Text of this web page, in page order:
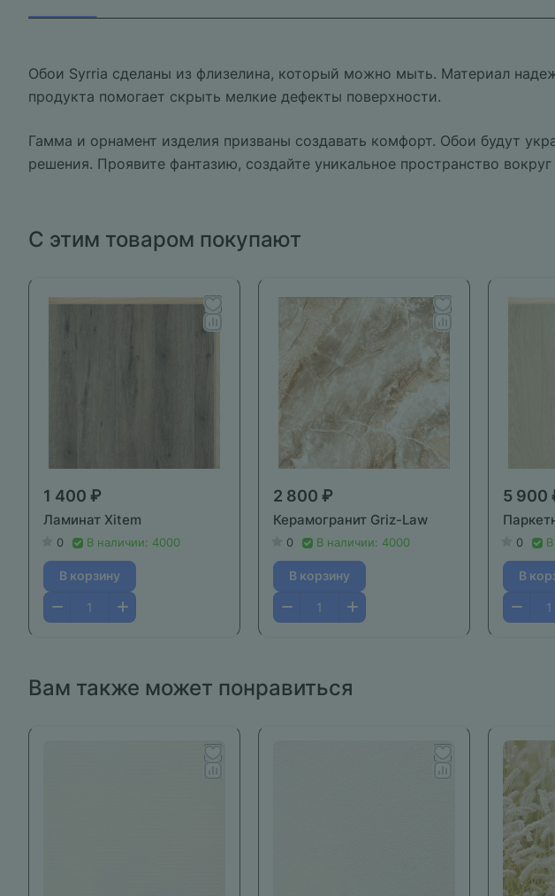
Обои Syrria сделаны из флизелина, который можно мыть. Материал
продукта помогает скрыть мелкие дефекты поверхности.
Гамма и орнамент изделия призваны создавать комфорт. Обои будут
решения. Проявите фантазию, создайте уникальное пространство вокруг
С этим товаром покупают
1 400 ₽
Ламинат Xitem
0 В наличии: 4000
В корзину
2 800 ₽
Керамогранит Griz-Law
0 В наличии: 4000
В корзину
5 900
0
В
Вам также может понравиться